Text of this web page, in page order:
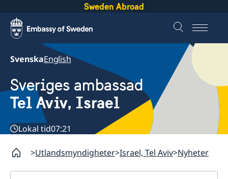
Sweden Abroad
SvenskaEnglish
Sveriges ambassad
Tel Aviv, Israel
Lokal tid07:21
Utlandsmyndigheter Israel, Tel Aviv Nyheter